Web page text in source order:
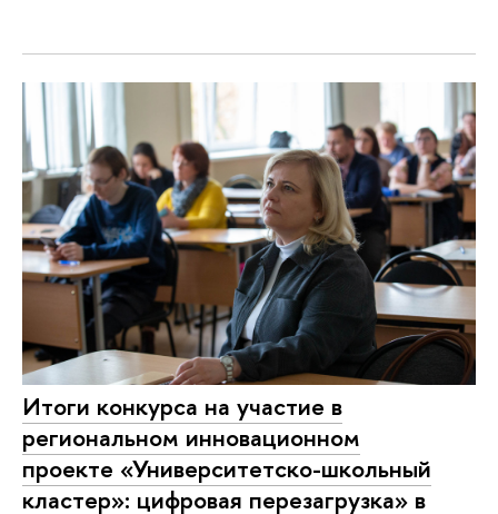
Итоги конкурса на участие в
региональном инновационном
проекте «Университетско-школьный
кластер»: цифровая перезагрузка» в